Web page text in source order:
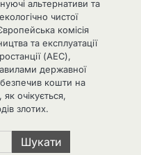
альтернативи та
чистої
комісія
та експлуатації
(АЕС),
державної
кошти на
очікується,
злотих.